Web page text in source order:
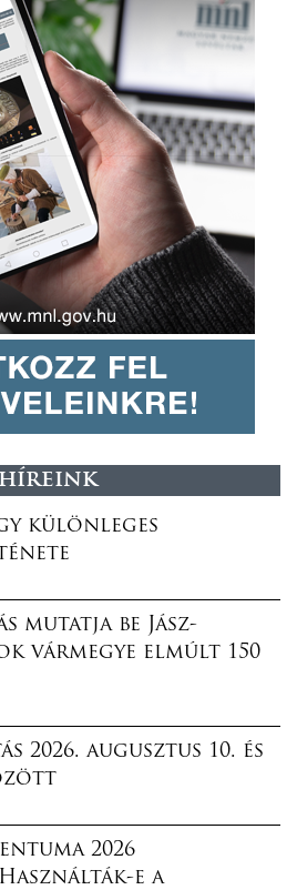
híreink
különleges
mutatja be Jász-
vármegye elmúlt 150
2026. augusztus 10. és
2026
e a